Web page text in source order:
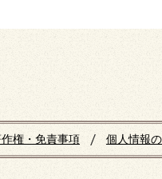
権・免責事項 個人情報